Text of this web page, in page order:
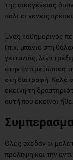
της οικογένειας
πάλι οι γονείς
Ένας καθημερινός
(π.χ. μπάνιο στη
γειτονιάς, λίγο
στην αντιμετώπιση
στη διατροφή. Καλό
εκείνη τη
αυτή που εκείνοι
Όλες σχεδόν οι
πρόληψη και την